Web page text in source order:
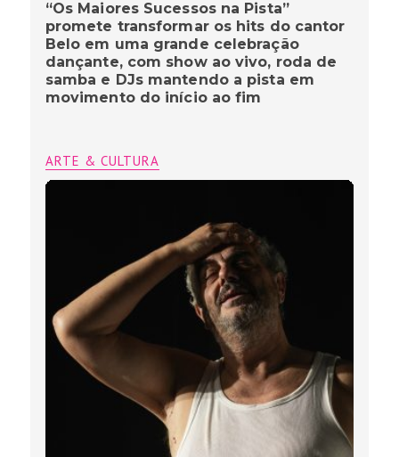
“Os Maiores Sucessos na Pista”
promete transformar os hits do cantor
Belo em uma grande celebração
dançante, com show ao vivo, roda de
samba e DJs mantendo a pista em
movimento do início ao fim
ARTE & CULTURA